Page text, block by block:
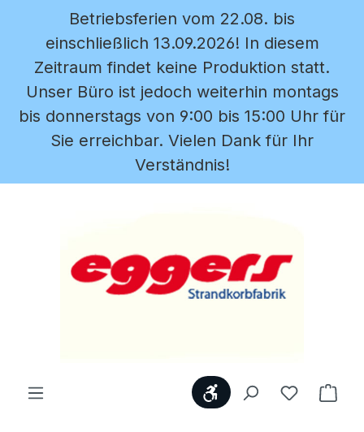
Zum Hauptinhalt springen
Betriebsferien vom 22.08. bis
einschließlich 13.09.2026! In diesem
Zeitraum findet keine Produktion statt.
Unser Büro ist jedoch weiterhin montags
bis donnerstags von 9:00 bis 15:00 Uhr für
Sie erreichbar. Vielen Dank für Ihr
Verständnis!
WerkzeugleisteDu hast 0